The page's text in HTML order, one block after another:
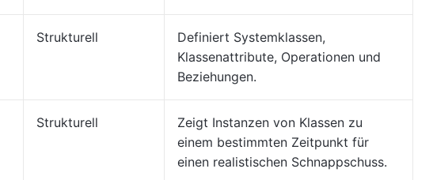
Strukturell
Definiert Systemklassen,
Klassenattribute, Operationen und
Beziehungen.
Strukturell
Zeigt Instanzen von Klassen zu
einem bestimmten Zeitpunkt für
einen realistischen Schnappschuss.